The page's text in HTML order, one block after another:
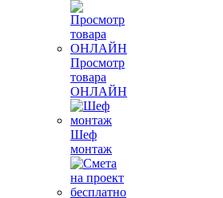
Просмотр
товара
ОНЛАЙН
Шеф
монтаж